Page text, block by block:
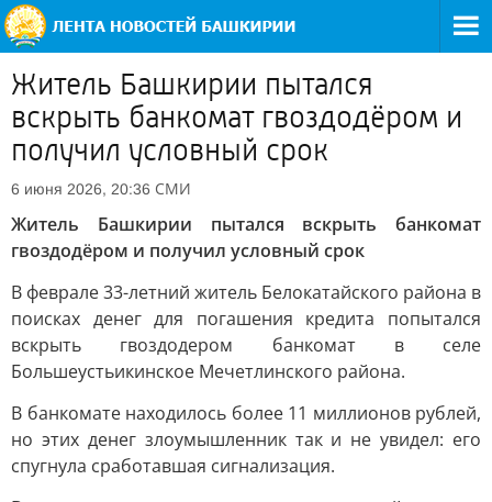
Житель Башкирии пытался
вскрыть банкомат гвоздодёром и
получил условный срок
6 июня 2026, 20:36 СМИ
Житель Башкирии пытался вскрыть банкомат
гвоздодёром и получил условный срок
В феврале 33-летний житель Белокатайского района в
поисках денег для погашения кредита попытался
вскрыть гвоздодером банкомат в селе
Большеустьикинское Мечетлинского района.
В банкомате находилось более 11 миллионов рублей,
но этих денег злоумышленник так и не увидел: его
спугнула сработавшая сигнализация.